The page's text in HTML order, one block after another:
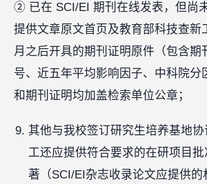
② 已在 SCI/EI 期刊在线发表，但尚
提供文章原文首页及教育部科技查新
月之后开具的期刊证明原件（包含期
号、近五年平均影响因子、中科院分
和期刊证明均加盖检索单位公章；
其他与我校签订研究生培养基地
工还应提供符合要求的在研项目
著（SCI/EI杂志收录论文应提供的